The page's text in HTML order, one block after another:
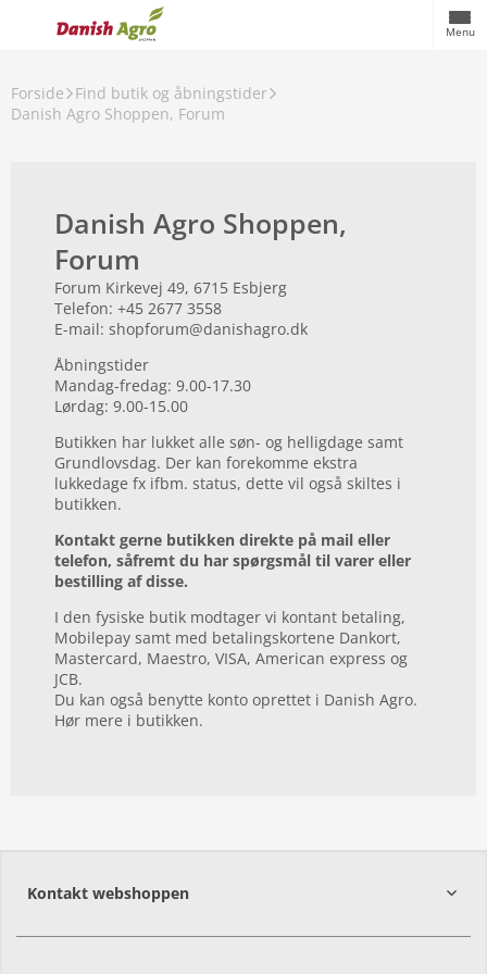
Menu
Forside
Find butik og åbningstider
Danish Agro Shoppen, Forum
Danish Agro Shoppen,
Forum
Forum Kirkevej 49, 6715 Esbjerg
Telefon: +45 2677 3558
E-mail: shopforum@danishagro.dk
Åbningstider
Mandag-fredag: 9.00-17.30
Lørdag: 9.00-15.00
Butikken har lukket alle søn- og helligdage samt
Grundlovsdag. Der kan forekomme ekstra
lukkedage fx ifbm. status, dette vil også skiltes i
butikken.
Kontakt gerne butikken direkte på mail eller
telefon, såfremt du har spørgsmål til varer eller
bestilling af disse.
I den fysiske butik modtager vi kontant betaling,
Mobilepay samt med betalingskortene Dankort,
Mastercard, Maestro, VISA, American express og
JCB.
Du kan også benytte konto oprettet i Danish Agro.
Hør mere i butikken.
Kontakt webshoppen